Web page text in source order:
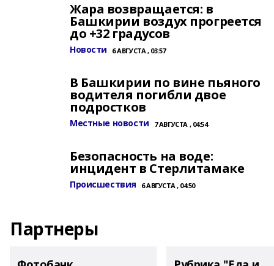
Жара возвращается: в
Башкирии воздух прогреется
до +32 градусов
Новости 6 АВГУСТА , 03:57
В Башкирии по вине пьяного
водителя погибли двое
подростков
Местные новости 7 АВГУСТА , 04:54
Безопасность на воде:
инцидент в Стерлитамаке
Происшествия 6 АВГУСТА , 04:50
Партнеры